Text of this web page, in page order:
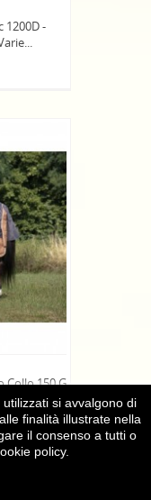
si avvalgono di
finalità illustrate nella
il consenso a tutti o
policy.
1200D -
Collo 150 G